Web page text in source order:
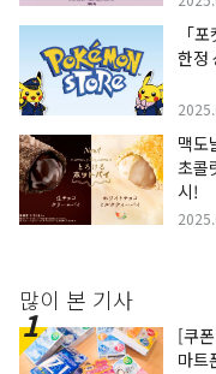
「
한정
맥도
초콜
시!
많이 본 기사
[쿠
마트